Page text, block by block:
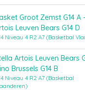
Groot Zemst G14 A
Leuven Bears G14 D
Niveau 4 R2 A7 (Basketbal
Artois Leuven Bears
Brussels G14 B
Niveau 4 R2 A7 (Basketbal